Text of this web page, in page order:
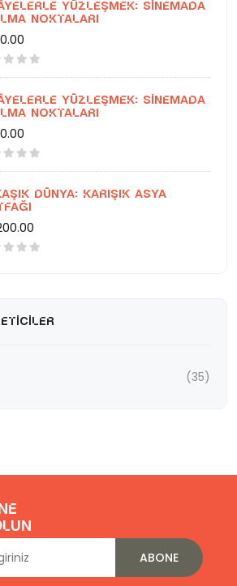
Yüzleşmek: Sinemada
Noktaları
Yüzleşmek: Sinemada
Noktaları
Dünya: Karışık Asya
(35)
ABONE